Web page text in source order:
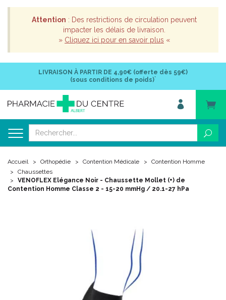
Attention : Des restrictions de circulation peuvent
impacter les délais de livraison.
» Cliquez ici pour en savoir plus «
LIVRAISON À PARTIR DE 4,90€ (offerte dès 59€)
(sous conditions de poids)*
Accueil Orthopédie Contention Médicale
Contention Homme
Chaussettes
VENOFLEX Elégance Noir - Chaussette Mollet (+) de
Contention Homme Classe 2 - 15-20 mmHg / 20.1-27 hPa